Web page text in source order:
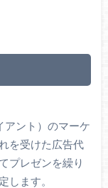
アント）のマーケ
を受けた広告代
プレゼンを繰り
します。